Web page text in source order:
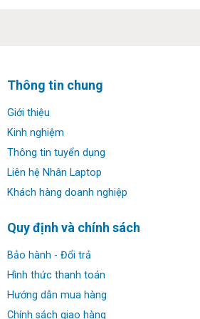
✔ Đồ họa: Intel Iris Xe Graphics &
✔ Webcam: HD 720p
✔ Kết nối: 2 USB 3.2 Gen 1 ports, 1
Type C ®port with DisplayPort Alt
✔ Trọng lượng: 1.63 kg
✔ HĐH: Windows 10 Pro
Thông tin chung
Giới thiệu
Kinh nghiệm
Thông tin tuyển dụng
Liên hệ Nhân Laptop
Khách hàng doanh nghiệp
Quy định và chính sách
Bảo hành - Đổi trả
Hình thức thanh toán
Hướng dẫn mua hàng
Chính sách giao hàng